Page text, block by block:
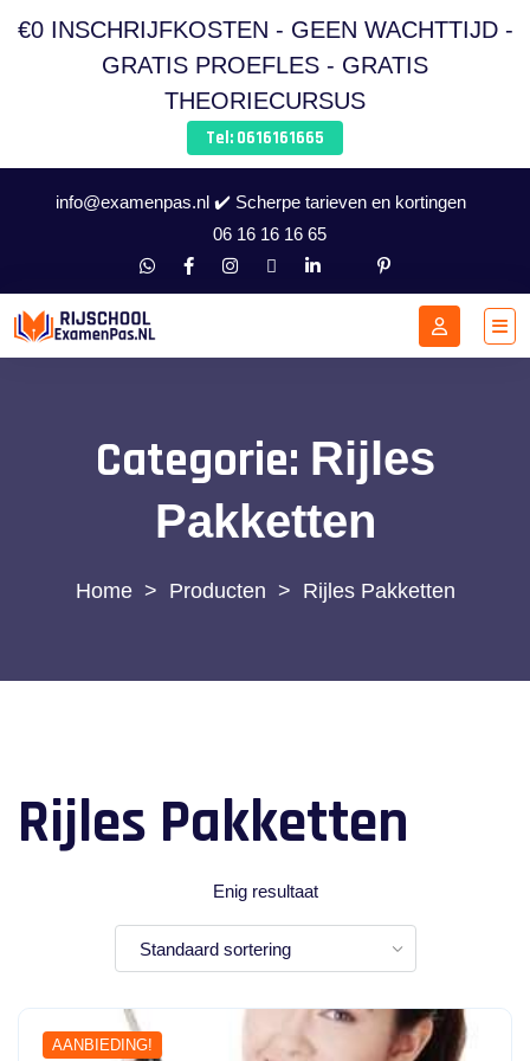
€0 INSCHRIJFKOSTEN - GEEN WACHTTIJD -
GRATIS PROEFLES - GRATIS
THEORIECURSUS
Tel: 0616161665
info@examenpas.nl ✔️ Scherpe tarieven en kortingen
06 16 16 16 65
Categorie: Rijles
Pakketten
> Producten > Rijles Pakketten
Rijles Pakketten
Enig resultaat
AANBIEDING!